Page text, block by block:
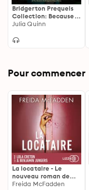
Bridgerton Prequels
Collection: Because
of Miss Bridgerton,
Make-Believe
Julia Quinn
Pour commencer
La locataire - Le
nouveau roman de
l'autrice de La femme
Freida McFadden